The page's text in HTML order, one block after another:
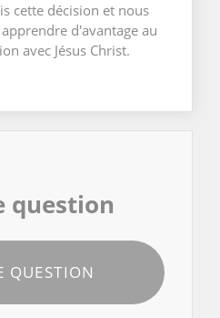
cette décision et nous
d'avantage au
avec Jésus Christ.
question
QUESTION